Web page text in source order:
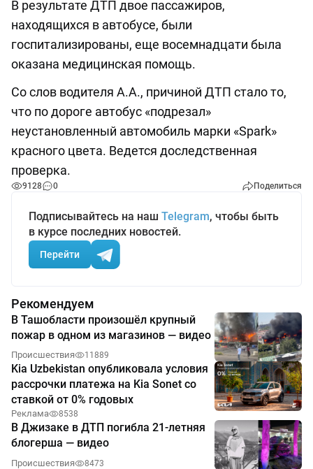
В результате ДТП двое пассажиров,
находящихся в автобусе, были
госпитализированы, еще восемнадцати была
оказана медицинская помощь.
Со слов водителя А.А., причиной ДТП стало то,
что по дороге автобус «подрезал»
неустановленный автомобиль марки «Spark»
красного цвета. Ведется доследственная
проверка.
9128 0 Поделиться
Подписывайтесь на наш Telegram, чтобы быть
в курсе последних новостей.
Перейти
Рекомендуем
В Ташобласти произошёл крупный
пожар в одном из магазинов — видео
Происшествия 11889
Kia Uzbekistan опубликовала условия
рассрочки платежа на Kia Sonet со
ставкой от 0% годовых
Реклама 8538
В Джизаке в ДТП погибла 21-летняя
блогерша — видео
Происшествия 8473